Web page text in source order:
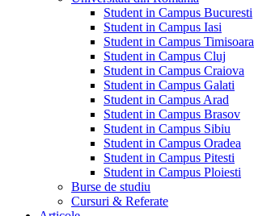
Student in Campus Bucuresti
Student in Campus Iasi
Student in Campus Timisoara
Student in Campus Cluj
Student in Campus Craiova
Student in Campus Galati
Student in Campus Arad
Student in Campus Brasov
Student in Campus Sibiu
Student in Campus Oradea
Student in Campus Pitesti
Student in Campus Ploiesti
Burse de studiu
Cursuri & Referate